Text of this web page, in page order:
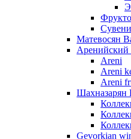
Матевосян
Areni
Areni
Areni
Gevorkian